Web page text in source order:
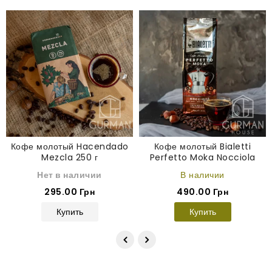
Кофе молотый Hacendado
Mezcla 250 г
Нет в наличии
295.00 Грн
Купить
Кофе молотый Bialetti
Perfetto Moka Nocciola
В наличии
490.00 Грн
Купить